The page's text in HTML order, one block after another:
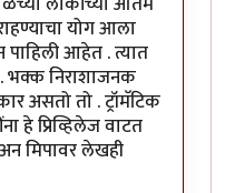
योग आला
आहेत . त्यात
भक्क निराशाजनक
असतो तो . ट्रॉमॅटिक
हे प्रिव्हिलेज वाटत
मिपावर लेखही